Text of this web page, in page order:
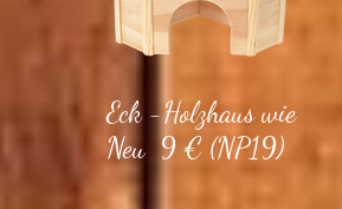
Eck -Holzhaus wie
Neu 9 € (NP19)